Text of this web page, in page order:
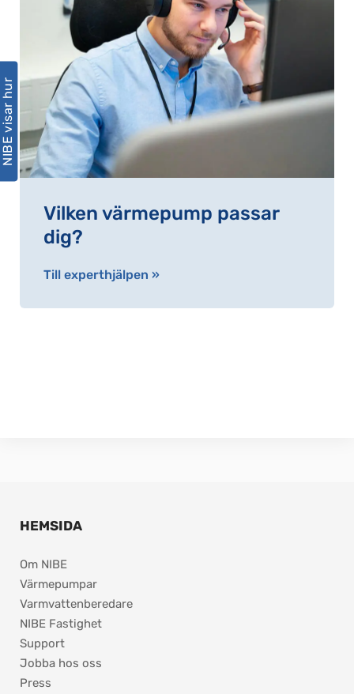
Vilken värmepump passar
dig?
Till experthjälpen »
NIBE visar hur
HEMSIDA
Om NIBE
Värmepumpar
Varmvattenberedare
NIBE Fastighet
Support
Jobba hos oss
Press